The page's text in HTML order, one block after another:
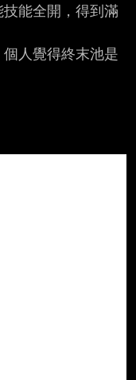
能全開，得到滿
人覺得終末池是